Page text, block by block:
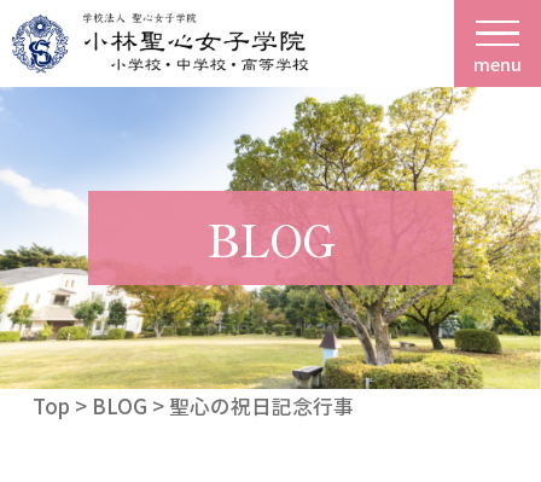
menu
BLOG
Top > BLOG > 聖心の祝日記念行事